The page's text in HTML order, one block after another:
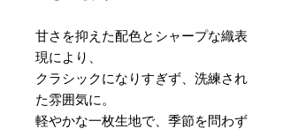
甘さを抑えた配色とシャープな織表
現により、
クラシックになりすぎず、洗練され
た雰囲気に。
軽やかな一枚生地で、季節を問わず